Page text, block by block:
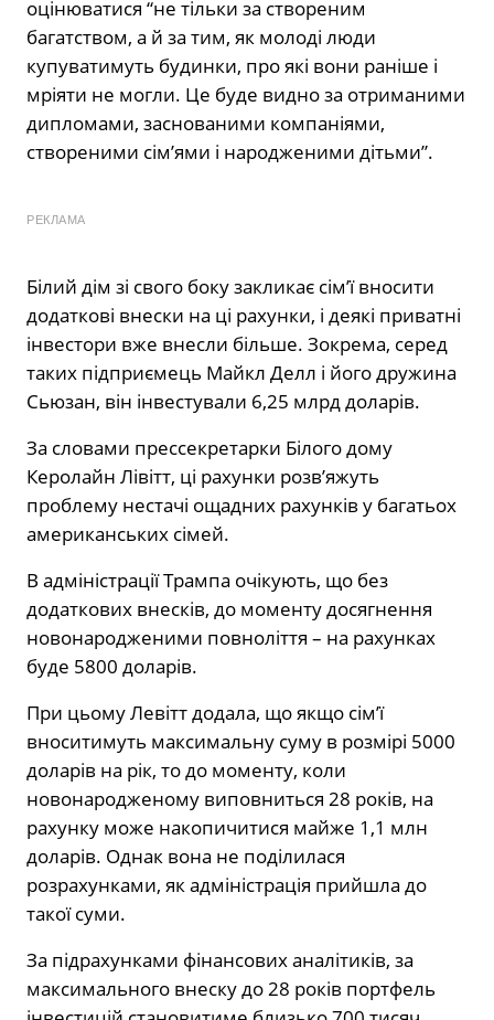
оцінюватися “не тільки за створеним
багатством, а й за тим, як молоді люди
купуватимуть будинки, про які вони раніше і
мріяти не могли. Це буде видно за отриманими
дипломами, заснованими компаніями,
створеними сім’ями і народженими дітьми”.
РЕКЛАМА
Білий дім зі свого боку закликає сім’ї вносити
додаткові внески на ці рахунки, і деякі приватні
інвестори вже внесли більше. Зокрема, серед
таких підприємець Майкл Делл і його дружина
Сьюзан, він інвестували 6,25 млрд доларів.
За словами прессекретарки Білого дому
Керолайн Лівітт, ці рахунки розв’яжуть
проблему нестачі ощадних рахунків у багатьох
американських сімей.
В адміністрації Трампа очікують, що без
додаткових внесків, до моменту досягнення
новонародженими повноліття – на рахунках
буде 5800 доларів.
При цьому Левітт додала, що якщо сім’ї
вноситимуть максимальну суму в розмірі 5000
доларів на рік, то до моменту, коли
новонародженому виповниться 28 років, на
рахунку може накопичитися майже 1,1 млн
доларів. Однак вона не поділилася
розрахунками, як адміністрація прийшла до
такої суми.
За підрахунками фінансових аналітиків, за
максимального внеску до 28 років портфель